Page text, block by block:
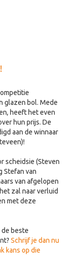
glazen bol. Mede
heeft het even
hun prijs. De
aan de winnaar
scheidsie (Steven
Stefan van
van afgelopen
zal naar verluid
met deze
de beste
Schrijf je dan nu
kans op die